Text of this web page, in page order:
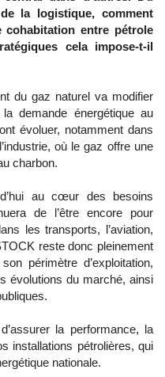
la logistique, comment
cohabitation entre pétrole
cela impose-t-il
du gaz naturel va modifier
demande énergétique au
évoluer, notamment dans
où le gaz offre une
charbon.
au cœur des besoins
de l’être encore pour
les transports, l’aviation,
reste donc pleinement
périmètre d’exploitation,
évolutions du marché, ainsi
la performance, la
installations pétrolières, qui
nationale.